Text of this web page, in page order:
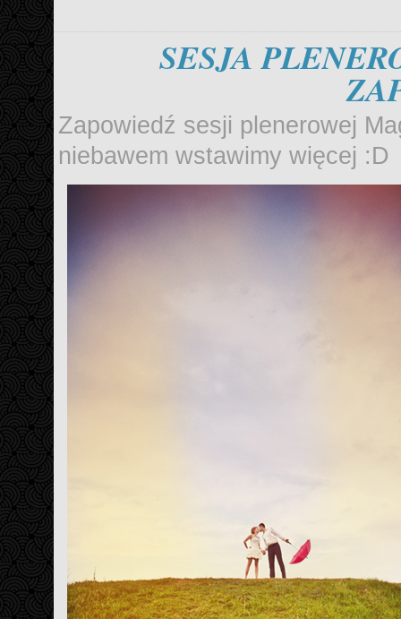
SESJA
Zapowiedź sesji plenerowej
niebawem wstawimy więcej :D